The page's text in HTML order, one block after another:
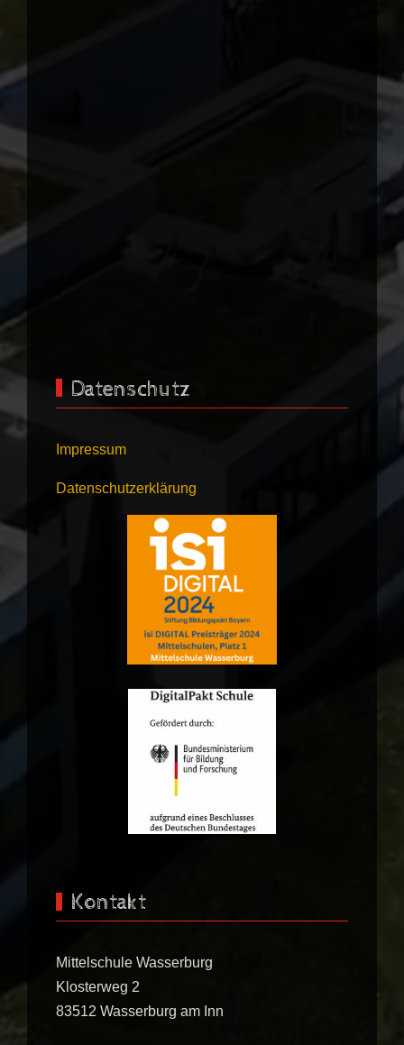
Datenschutz
Impressum
Datenschutzerklärung
Kontakt
Mittelschule Wasserburg
Klosterweg 2
83512 Wasserburg am Inn